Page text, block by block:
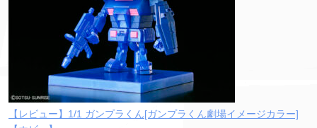
【レビュー】1/1 ガンプラくん[ガンプラくん劇場イメージカラー]